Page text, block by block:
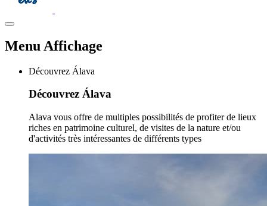
Menu Affichage
Découvrez Álava
Découvrez Álava
Alava vous offre de multiples possibilités de profiter de lieux
riches en patrimoine culturel, de visites de la nature et/ou
d'activités très intéressantes de différents types